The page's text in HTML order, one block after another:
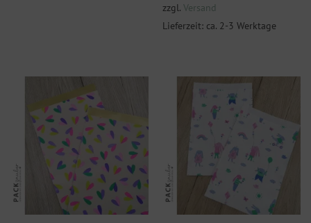
zzgl. Versand
Lieferzeit: ca. 2-3 Werktage